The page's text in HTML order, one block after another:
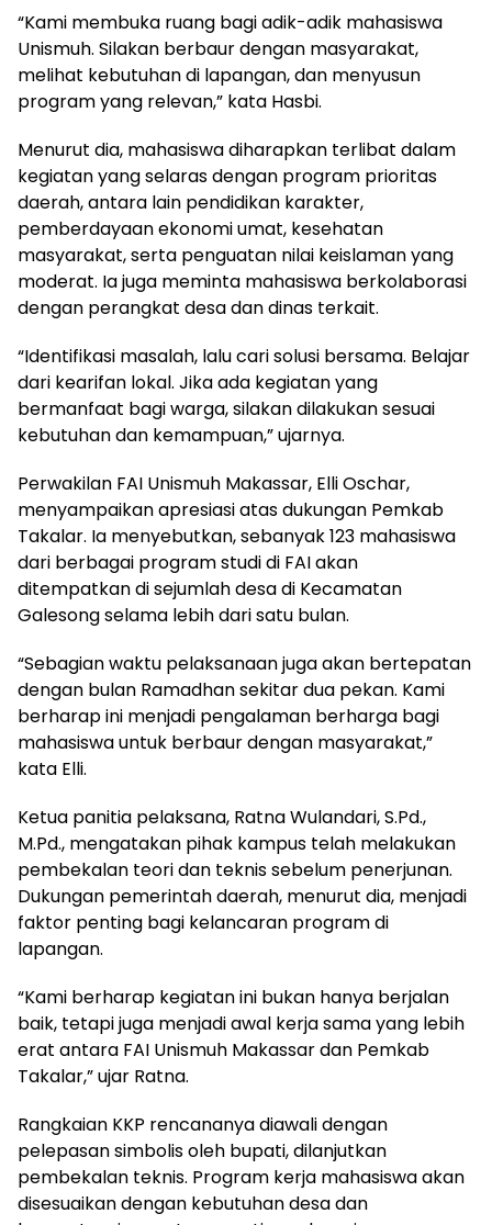
“Kami membuka ruang bagi adik-adik mahasiswa
Unismuh. Silakan berbaur dengan masyarakat,
melihat kebutuhan di lapangan, dan menyusun
program yang relevan,” kata Hasbi.
Menurut dia, mahasiswa diharapkan terlibat dalam
kegiatan yang selaras dengan program prioritas
daerah, antara lain pendidikan karakter,
pemberdayaan ekonomi umat, kesehatan
masyarakat, serta penguatan nilai keislaman yang
moderat. Ia juga meminta mahasiswa berkolaborasi
dengan perangkat desa dan dinas terkait.
“Identifikasi masalah, lalu cari solusi bersama. Belajar
dari kearifan lokal. Jika ada kegiatan yang
bermanfaat bagi warga, silakan dilakukan sesuai
kebutuhan dan kemampuan,” ujarnya.
Perwakilan FAI Unismuh Makassar, Elli Oschar,
menyampaikan apresiasi atas dukungan Pemkab
Takalar. Ia menyebutkan, sebanyak 123 mahasiswa
dari berbagai program studi di FAI akan
ditempatkan di sejumlah desa di Kecamatan
Galesong selama lebih dari satu bulan.
“Sebagian waktu pelaksanaan juga akan bertepatan
dengan bulan Ramadhan sekitar dua pekan. Kami
berharap ini menjadi pengalaman berharga bagi
mahasiswa untuk berbaur dengan masyarakat,”
kata Elli.
Ketua panitia pelaksana, Ratna Wulandari, S.Pd.,
M.Pd., mengatakan pihak kampus telah melakukan
pembekalan teori dan teknis sebelum penerjunan.
Dukungan pemerintah daerah, menurut dia, menjadi
faktor penting bagi kelancaran program di
lapangan.
“Kami berharap kegiatan ini bukan hanya berjalan
baik, tetapi juga menjadi awal kerja sama yang lebih
erat antara FAI Unismuh Makassar dan Pemkab
Takalar,” ujar Ratna.
Rangkaian KKP rencananya diawali dengan
pelepasan simbolis oleh bupati, dilanjutkan
pembekalan teknis. Program kerja mahasiswa akan
disesuaikan dengan kebutuhan desa dan